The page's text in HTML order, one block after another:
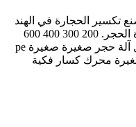
تكسير الحجارة في الهند
يجعله معدل. قائمة سعر كسارة كسارة الحجر. 200 300 400 600
150 250 قائمة الأسعار محرك المحمول آلة حجر صغيرة صغيرة pe
صغيرة محرك كسار فكية